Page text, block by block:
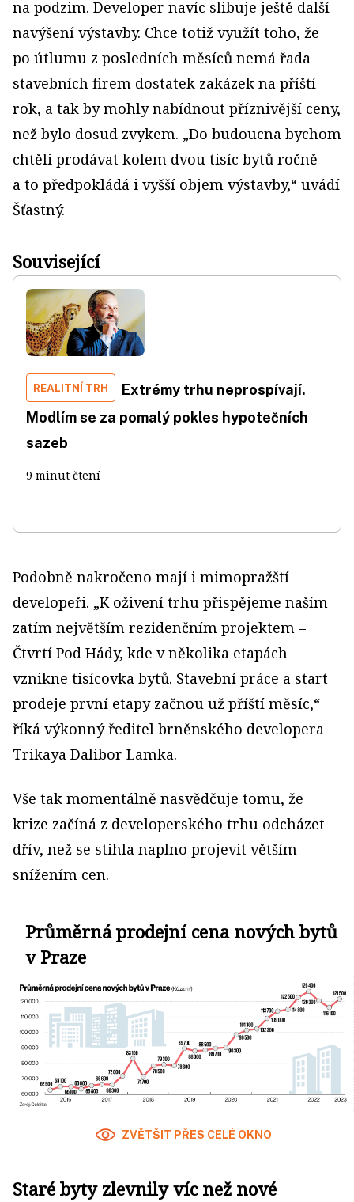
na podzim. Developer navíc slibuje ještě další
navýšení výstavby. Chce totiž využít toho, že
po útlumu z posledních měsíců nemá řada
stavebních firem dostatek zakázek na příští
rok, a tak by mohly nabídnout příznivější ceny,
než bylo dosud zvykem. „Do budoucna bychom
chtěli prodávat kolem dvou tisíc bytů ročně
a to předpokládá i vyšší objem výstavby,“ uvádí
Šťastný.
Související
REALITNÍ TRH
Extrémy trhu neprospívají.
Modlím se za pomalý pokles hypotečních
sazeb
9 minut čtení
Podobně nakročeno mají i mimopražští
developeři. „K oživení trhu přispějeme naším
zatím největším rezidenčním projektem –
Čtvrtí Pod Hády, kde v několika etapách
vznikne tisícovka bytů. Stavební práce a start
prodeje první etapy začnou už příští měsíc,“
říká výkonný ředitel brněnského developera
Trikaya Dalibor Lamka.
Vše tak momentálně nasvědčuje tomu, že
krize začíná z developerského trhu odcházet
dřív, než se stihla naplno projevit větším
snížením cen.
Průměrná prodejní cena nových bytů
v Praze
ZVĚTŠIT PŘES CELÉ OKNO
Staré byty zlevnily víc než nové